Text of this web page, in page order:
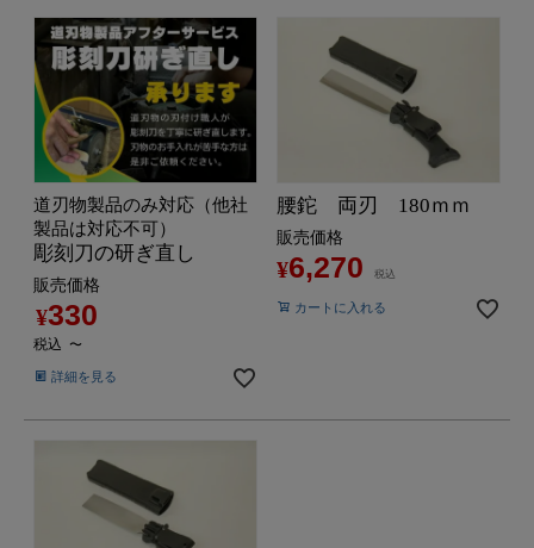
道刃物製品のみ対応（他社
製品は対応不可）
彫刻刀の研ぎ直し
販売価格
¥330
税込 〜
詳細を見る
腰鉈 両刃 180ｍｍ
販売価格
¥6,270 税込
カートに入れる